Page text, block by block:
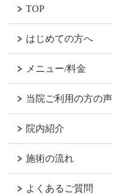
TOP
はじめての方へ
メニュー/料金
当院ご利用の方の声
院内紹介
施術の流れ
よくあるご質問